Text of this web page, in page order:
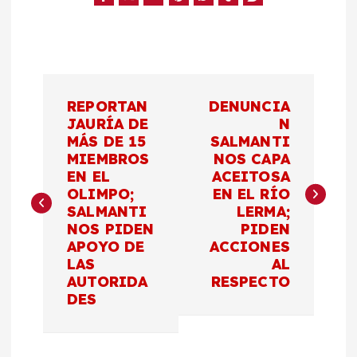
e
REPORTAN
JAURÍA DE
MÁS DE 15
MIEMBROS
EN EL
OLIMPO;
SALMANTI
NOS PIDEN
APOYO DE
LAS
AUTORIDA
DES
DENUNCIA
N
SALMANTI
NOS CAPA
ACEITOSA
EN EL RÍO
LERMA;
PIDEN
ACCIONES
AL
RESPECTO